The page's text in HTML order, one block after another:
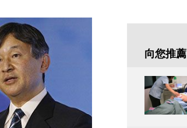
社會
財經
文化
向您推薦